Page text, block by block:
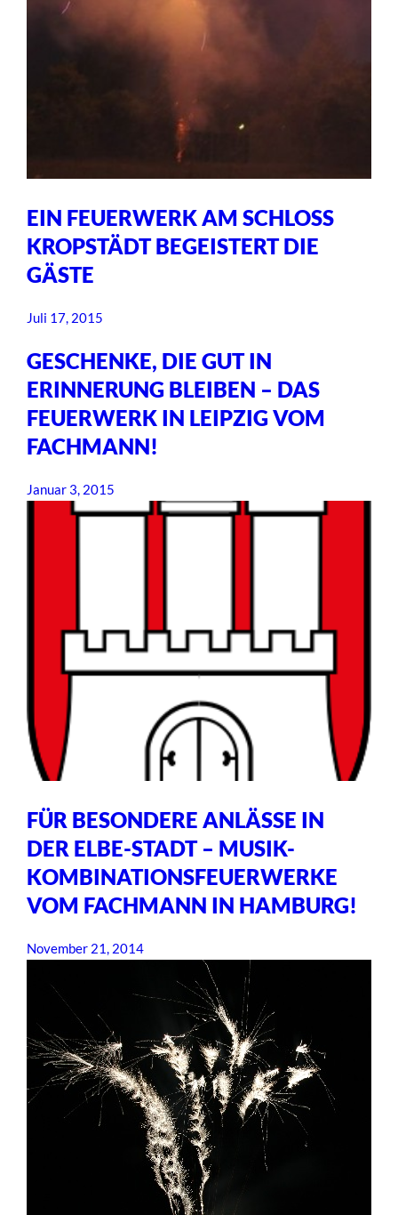
EIN FEUERWERK AM SCHLOSS
KROPSTÄDT BEGEISTERT DIE
GÄSTE
Juli 17, 2015
GESCHENKE, DIE GUT IN
ERINNERUNG BLEIBEN – DAS
FEUERWERK IN LEIPZIG VOM
FACHMANN!
Januar 3, 2015
FÜR BESONDERE ANLÄSSE IN
DER ELBE-STADT – MUSIK-
KOMBINATIONSFEUERWERKE
VOM FACHMANN IN HAMBURG!
November 21, 2014